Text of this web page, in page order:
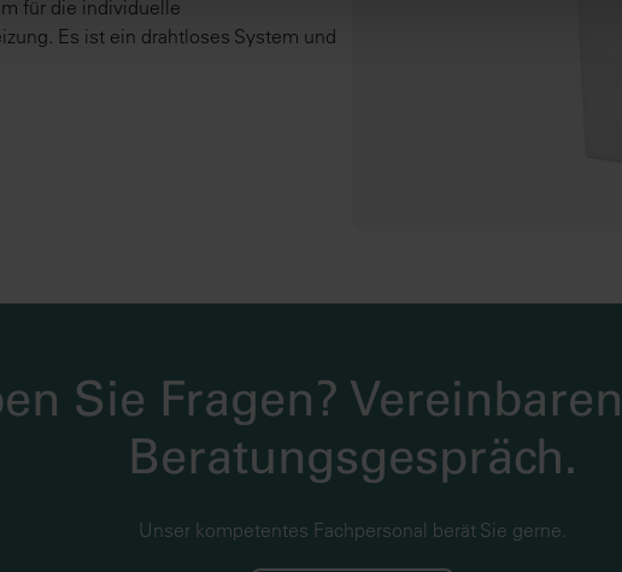
Sie in unserenDatenschutzhinweisen
für die individuelle
Es ist ein drahtloses System und
Sie Fragen?
Beratungsgespräch.
Unser kompetentes Fachpersonal berät Sie gerne.